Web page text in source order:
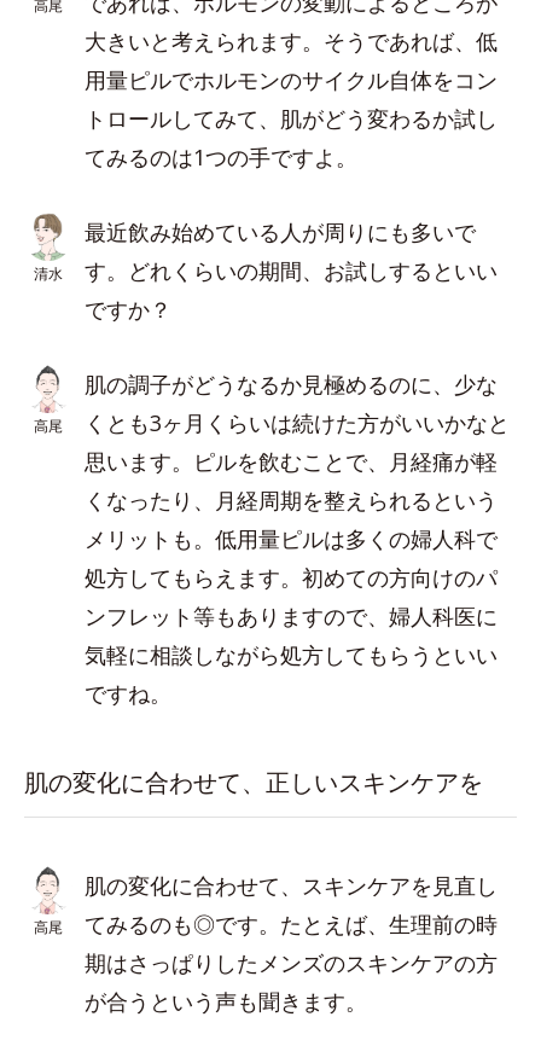
高尾
大きいと考えられます。そうであれば、低
用量ピルでホルモンのサイクル自体をコン
トロールしてみて、肌がどう変わるか試し
てみるのは1つの手ですよ。
清水
最近飲み始めている人が周りにも多いで
す。どれくらいの期間、お試しするといい
ですか？
高尾
肌の調子がどうなるか見極めるのに、少な
くとも3ヶ月くらいは続けた方がいいかなと
思います。ピルを飲むことで、月経痛が軽
くなったり、月経周期を整えられるという
メリットも。低用量ピルは多くの婦人科で
処方してもらえます。初めての方向けのパ
ンフレット等もありますので、婦人科医に
気軽に相談しながら処方してもらうといい
ですね。
肌の変化に合わせて、正しいスキンケアを
高尾
肌の変化に合わせて、スキンケアを見直し
てみるのも◎です。たとえば、生理前の時
期はさっぱりしたメンズのスキンケアの方
が合うという声も聞きます。